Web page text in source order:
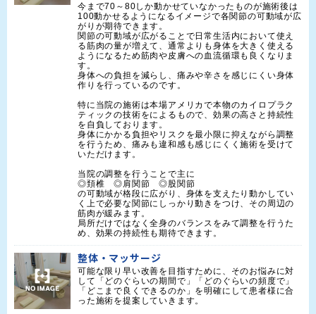
今まで70～80しか動かせていなかったものが施術後は
100動かせるようになるイメージで各関節の可動域が広
がりが期待できます。
関節の可動域が広がることで日常生活内において使え
る筋肉の量が増えて、通常よりも身体を大きく使える
ようになるため筋肉や皮膚への血流循環も良くなりま
す。
身体への負担を減らし、痛みや辛さを感じにくい身体
作りを行っているのです。
特に当院の施術は本場アメリカで本物のカイロプラク
ティックの技術をによるもので、効果の高さと持続性
を自負しております。
身体にかかる負担やリスクを最小限に抑えながら調整
を行うため、痛みも違和感も感じにくく施術を受けて
いただけます。
当院の調整を行うことで主に
◎頚椎　◎肩関節　◎股関節
の可動域が格段に広がり、身体を支えたり動かしてい
く上で必要な関節にしっかり動きをつけ、その周辺の
筋肉が緩みます。
局所だけではなく全身のバランスをみて調整を行うた
め、効果の持続性も期待できます。
整体・マッサージ
可能な限り早い改善を目指すために、そのお悩みに対
して「どのぐらいの期間で」「どのぐらいの頻度で」
「どこまで良くできるのか」を明確にして患者様に合
った施術を提案していきます。